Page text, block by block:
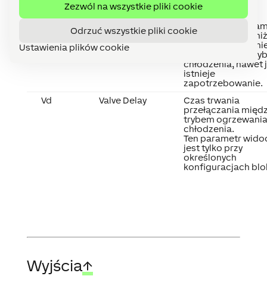
Zezwól na wszystkie pliki cookie
Odrzuć wszystkie pliki cookie
Ustawienia plików cookie
ϑLimC
Temperature
Limit
Cooling
Jeśli używana
temperatura
zewnętrzna
Otm) jest niższa niż
(ϑLimC), system
przełączy się w tryb
chłodzenia, nawet
istnieje
zapotrzebowanie.
Vd
Valve Delay
Czas trwania
przełączania
trybem
chłodzenia.
Ten parametr
jest tylko przy
określonych
konfiguracjach
Wyjścia↑